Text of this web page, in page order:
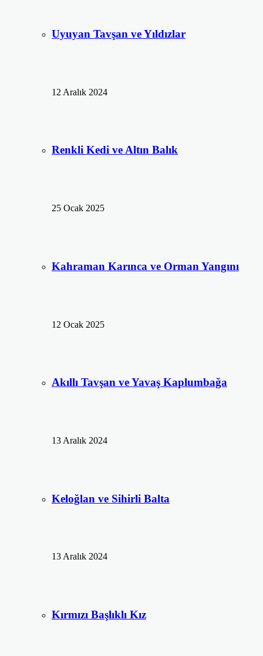
Uyuyan Tavşan ve Yıldızlar
12 Aralık 2024
Renkli Kedi ve Altın Balık
25 Ocak 2025
Kahraman Karınca ve Orman Yangını
12 Ocak 2025
Akıllı Tavşan ve Yavaş Kaplumbağa
13 Aralık 2024
Keloğlan ve Sihirli Balta
13 Aralık 2024
Kırmızı Başlıklı Kız